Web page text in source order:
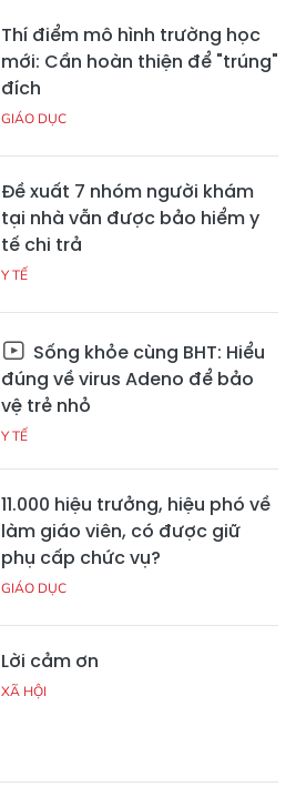
Thí điểm mô hình trường học
mới: Cần hoàn thiện để "trúng"
đích
GIÁO DỤC
Đề xuất 7 nhóm người khám
tại nhà vẫn được bảo hiểm y
tế chi trả
Y TẾ
Sống khỏe cùng BHT: Hiểu
đúng về virus Adeno để bảo
vệ trẻ nhỏ
Y TẾ
11.000 hiệu trưởng, hiệu phó về
làm giáo viên, có được giữ
phụ cấp chức vụ?
GIÁO DỤC
Lời cảm ơn
XÃ HỘI